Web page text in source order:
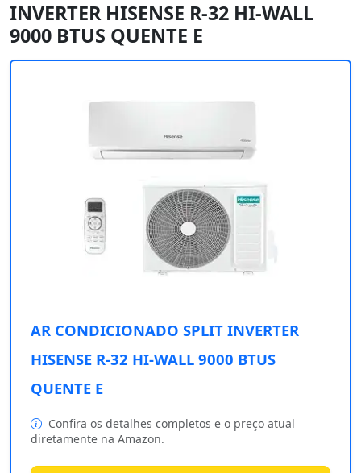
INVERTER HISENSE R-32 HI-WALL
9000 BTUS QUENTE E
AR CONDICIONADO SPLIT INVERTER
HISENSE R-32 HI-WALL 9000 BTUS
QUENTE E
Confira os detalhes completos e o preço atual
diretamente na Amazon.